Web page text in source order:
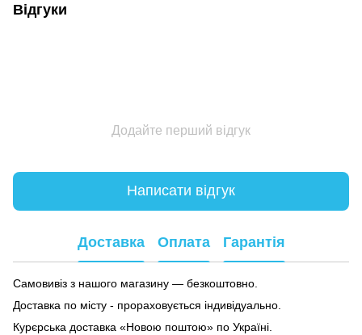
Відгуки
Додайте перший відгук
Написати відгук
Доставка Оплата Гарантія
Самовивіз з нашого магазину — безкоштовно.
Доставка по місту - прораховується індивідуально.
Курєрська доставка «Новою поштою» по Україні.